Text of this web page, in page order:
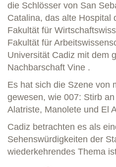
die Schlösser von San
Catalina, das alte Hospital
Fakultät für
Fakultät für
Universität Cadiz mit dem
Nachbarschaft Vine .
Es hat sich die Szene von
gewesen, wie 007: Stirb
Alatriste, Manolete und El
Cadiz betrachten es als
Sehenswürdigkeiten der
wiederkehrendes Thema